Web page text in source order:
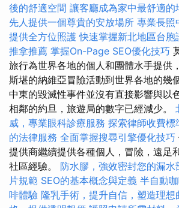
後的舒適空間 讓客廳成為家中最舒適的
先人提供一個尊貴的安放場所 專業長照
提供全方位照護 快速掌握新北地區台胞
推拿推薦 掌握On-Page SEO優化技巧
旅行為世界各地的個人和團體水手提供
斯堪的納維亞冒險活動到世界各地的幾
中東的毀滅性事件並沒有直接影響與以
相鄰的約旦，旅遊局的數字已經減少。
威，專業眼科診療服務 探索律師收費標
的法律服務 全面掌握搜尋引擎優化技巧
提供商繼續提供各種個人，冒險，遠足
社區經驗。 防水膠，強效密封您的漏水
片規範 SEO的基本概念與定義 半自動
啡體驗 隆乳手術，提升自信，塑造理想